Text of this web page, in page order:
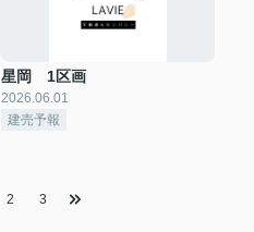
星岡 1区画
2026.06.01
建売予報
2 3